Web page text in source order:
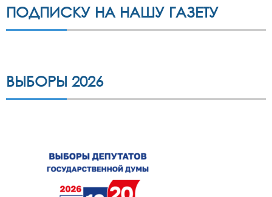
ПОДПИСКУ НА НАШУ ГАЗЕТУ
ВЫБОРЫ 2026